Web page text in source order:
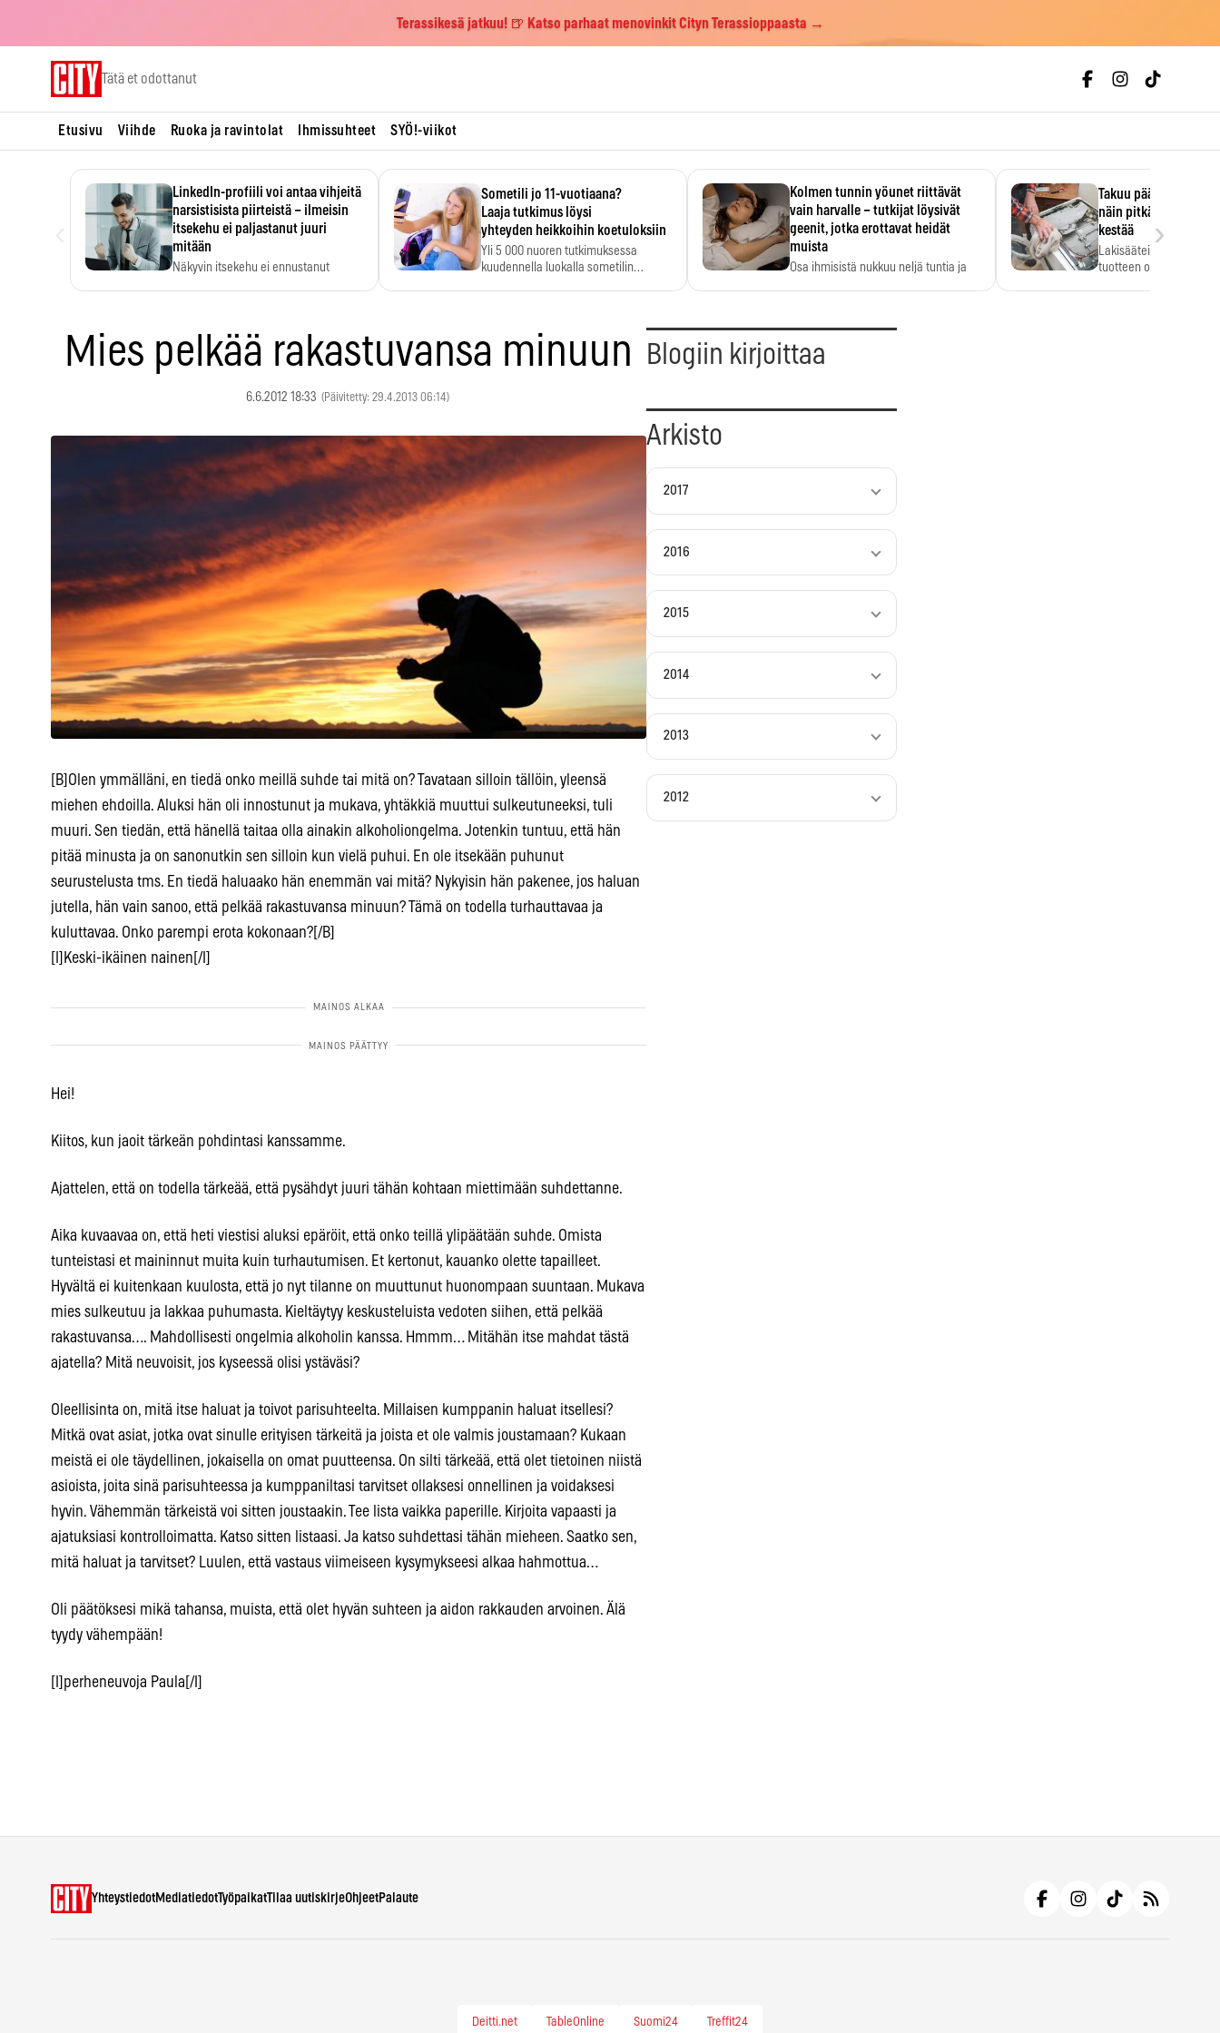
Terassikesä jatkuu! 🍺 Katso parhaat menovinkit Cityn Terassioppaasta →
Tätä et odottanut
Etusivu Viihde Ruoka ja ravintolat Ihmissuhteet SYÖ!-viikot
LinkedIn-profiili voi antaa vihjeitä
narsistisista piirteistä – ilmeisin
itsekehu ei paljastanut juuri
mitään
Näkyvin itsekehu ei ennustanut
Sometili jo 11-vuotiaana?
Laaja tutkimus löysi
yhteyden heikkoihin koetuloksiin
Yli 5 000 nuoren tutkimuksessa
kuudennella luokalla sometilin…
Kolmen tunnin yöunet riittävät
vain harvalle – tutkijat löysivät
geenit, jotka erottavat heidät
muista
Osa ihmisistä nukkuu neljä tuntia ja
Takuu päättyi,
näin pitkään
kestää
Lakisääteinen
tuotteen oletetun
›
Mies pelkää rakastuvansa minuun
6.6.2012 18:33 (Päivitetty: 29.4.2013 06:14)
[B]Olen ymmälläni, en tiedä onko meillä suhde tai mitä on? Tavataan silloin tällöin, yleensä
miehen ehdoilla. Aluksi hän oli innostunut ja mukava, yhtäkkiä muuttui sulkeutuneeksi, tuli
muuri. Sen tiedän, että hänellä taitaa olla ainakin alkoholiongelma. Jotenkin tuntuu, että hän
pitää minusta ja on sanonutkin sen silloin kun vielä puhui. En ole itsekään puhunut
seurustelusta tms. En tiedä haluaako hän enemmän vai mitä? Nykyisin hän pakenee, jos haluan
jutella, hän vain sanoo, että pelkää rakastuvansa minuun? Tämä on todella turhauttavaa ja
kuluttavaa. Onko parempi erota kokonaan?[/B]
[I]Keski-ikäinen nainen[/I]
Hei!
Kiitos, kun jaoit tärkeän pohdintasi kanssamme.
Ajattelen, että on todella tärkeää, että pysähdyt juuri tähän kohtaan miettimään suhdettanne.
Aika kuvaavaa on, että heti viestisi aluksi epäröit, että onko teillä ylipäätään suhde. Omista
tunteistasi et maininnut muita kuin turhautumisen. Et kertonut, kauanko olette tapailleet.
Hyvältä ei kuitenkaan kuulosta, että jo nyt tilanne on muuttunut huonompaan suuntaan. Mukava
mies sulkeutuu ja lakkaa puhumasta. Kieltäytyy keskusteluista vedoten siihen, että pelkää
rakastuvansa…. Mahdollisesti ongelmia alkoholin kanssa. Hmmm… Mitähän itse mahdat tästä
ajatella? Mitä neuvoisit, jos kyseessä olisi ystäväsi?
Oleellisinta on, mitä itse haluat ja toivot parisuhteelta. Millaisen kumppanin haluat itsellesi?
Mitkä ovat asiat, jotka ovat sinulle erityisen tärkeitä ja joista et ole valmis joustamaan? Kukaan
meistä ei ole täydellinen, jokaisella on omat puutteensa. On silti tärkeää, että olet tietoinen niistä
asioista, joita sinä parisuhteessa ja kumppaniltasi tarvitset ollaksesi onnellinen ja voidaksesi
hyvin. Vähemmän tärkeistä voi sitten joustaakin. Tee lista vaikka paperille. Kirjoita vapaasti ja
ajatuksiasi kontrolloimatta. Katso sitten listaasi. Ja katso suhdettasi tähän mieheen. Saatko sen,
mitä haluat ja tarvitset? Luulen, että vastaus viimeiseen kysymykseesi alkaa hahmottua…
Oli päätöksesi mikä tahansa, muista, että olet hyvän suhteen ja aidon rakkauden arvoinen. Älä
tyydy vähempään!
[I]perheneuvoja Paula[/I]
Blogiin kirjoittaa
Arkisto
2017
2016
2015
2014
2013
2012
YhteystiedotMediatiedotTyöpaikatTilaa uutiskirjeOhjeetPalaute
Deitti.net TableOnline Suomi24 Treffit24